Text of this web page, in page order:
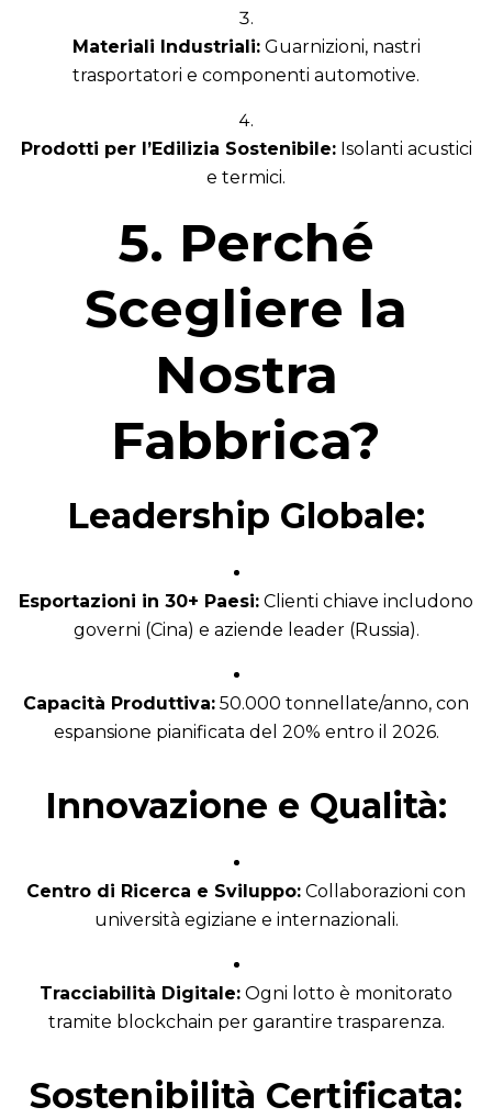
Materiali Industriali:Guarnizioni, nastri
trasportatori e componenti automotive.
Prodotti per l’Edilizia Sostenibile:Isolanti acustici
e termici.
5. Perché
Scegliere la
Nostra
Fabbrica?
Leadership Globale:
Esportazioni in 30+ Paesi: Clienti chiave includono
governi (Cina) e aziende leader (Russia).
Capacità Produttiva: 50.000 tonnellate/anno, con
espansione pianificata del 20% entro il 2026.
Innovazione e Qualità:
Centro di Ricerca e Sviluppo: Collaborazioni con
università egiziane e internazionali.
Tracciabilità Digitale: Ogni lotto è monitorato
tramite blockchain per garantire trasparenza.
Sostenibilità Certificata: